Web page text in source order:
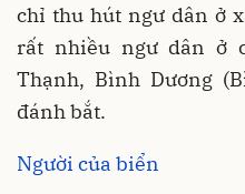
chỉ thu hút ngư dân ở
rất nhiều ngư dân ở
Thạnh, Bình Dương
đánh bắt.
Người của biển